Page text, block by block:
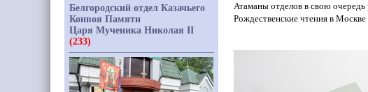
Атаманы отделов в свою
Рождественские чтения в
Белгородский отдел Казачьего
Конвоя Памяти
Царя Мученика Николая II
(233)